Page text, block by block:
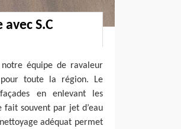
S.C
équipe de ravaleur
toute la région. Le
en enlevant les
fait souvent par jet d’eau
adéquat permet